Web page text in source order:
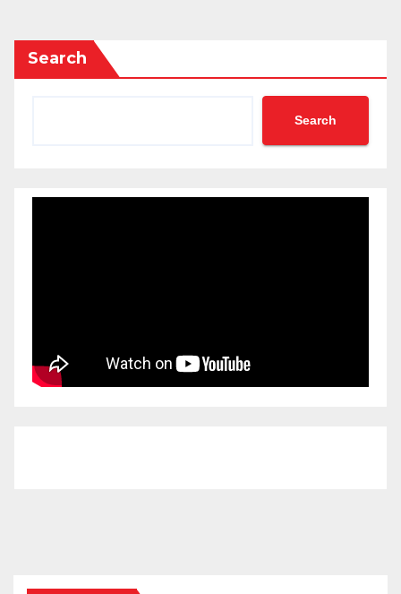
Search
Search